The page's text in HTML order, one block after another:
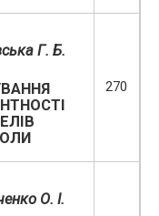
Г. Б.
270
О. І.